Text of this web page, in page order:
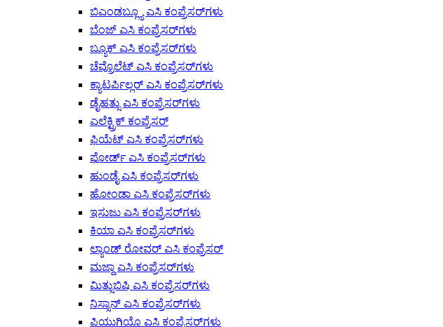
ಬಿಎಂಡಬ್ಲ್ಯೂ ಎಸಿ ಕಂಪ್ರೆಸರ್‌ಗಳು
ಬೆಂಜ್ ಎಸಿ ಕಂಪ್ರೆಸರ್‌ಗಳು
ಬ್ಯೂಕ್ ಎಸಿ ಕಂಪ್ರೆಸರ್‌ಗಳು
ಚೆವ್ರೊಲೆಟ್ ಎಸಿ ಕಂಪ್ರೆಸರ್‌ಗಳು
ಕ್ಯಾಟರ್ಪಿಲ್ಲರ್ ಎಸಿ ಕಂಪ್ರೆಸರ್‌ಗಳು
ಡೈಹತ್ಸು ಎಸಿ ಕಂಪ್ರೆಸರ್‌ಗಳು
ಎಲೆಕ್ಟ್ರಿಕ್ ಕಂಪ್ರೆಸರ್
ಫಿಯೆಟ್ ಎಸಿ ಕಂಪ್ರೆಸರ್‌ಗಳು
ಫೋರ್ಡ್ ಎಸಿ ಕಂಪ್ರೆಸರ್‌ಗಳು
ಹುಂಡೈ ಎಸಿ ಕಂಪ್ರೆಸರ್‌ಗಳು
ಹೋಂಡಾ ಎಸಿ ಕಂಪ್ರೆಸರ್‌ಗಳು
ಇಸುಜು ಎಸಿ ಕಂಪ್ರೆಸರ್‌ಗಳು
ಕಿಯಾ ಎಸಿ ಕಂಪ್ರೆಸರ್‌ಗಳು
ಲ್ಯಾಂಡ್ ರೋವರ್ ಎಸಿ ಕಂಪ್ರೆಸರ್
ಮಜ್ದಾ ಎಸಿ ಕಂಪ್ರೆಸರ್‌ಗಳು
ಮಿತ್ಸುಬಿಷಿ ಎಸಿ ಕಂಪ್ರೆಸರ್‌ಗಳು
ನಿಸ್ಸಾನ್ ಎಸಿ ಕಂಪ್ರೆಸರ್‌ಗಳು
ಪಿಯುಗಿಯೊ ಎಸಿ ಕಂಪ್ರೆಸರ್‌ಗಳು